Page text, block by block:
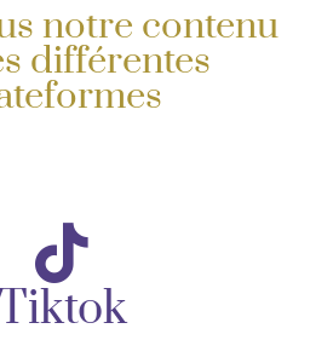
notre contenu
différentes